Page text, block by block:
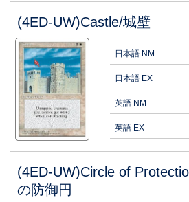
(4ED-UW)Castle/城壁
日本語 NM
日本語 EX
英語 NM
英語 EX
(4ED-UW)Circle of
の防御円